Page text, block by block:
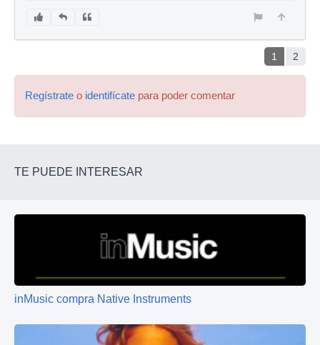
1 2
Regístrate o identifícate para poder comentar
TE PUEDE INTERESAR
inMusic compra Native Instruments